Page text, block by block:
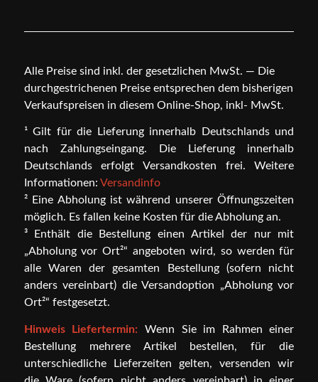
Alle Preise sind inkl. der gesetzlichen MwSt. — Die
durchgestrichenen Preise entsprechen dem bisherigen
Verkaufspreisen in diesem Online-Shop, inkl- MwSt.
¹ Gilt für die Lieferung innerhalb Deutschlands und
nach Zahlungseingang. Die Lieferung innerhalb
Deutschlands erfolgt Versandkosten frei. Weitere
Informationen: Versandinfo
² Eine Abholung ist während unserer Öffnungszeiten
möglich. Es fallen keine Kosten für die Abholung an.
³ Enthält die Bestellung einen Artikel der nur mit
„Abholung vor Ort²“ angeboten wird, so werden für
alle Waren der gesamten Bestellung (sofern nicht
anders vereinbart) die Versandoption „Abholung vor
Ort²“ festgesetzt.
Hinweis Liefertermin: Wenn Sie im Rahmen einer
Bestellung mehrere Artikel bestellen, für die
unterschiedliche Lieferzeiten gelten, versenden wir